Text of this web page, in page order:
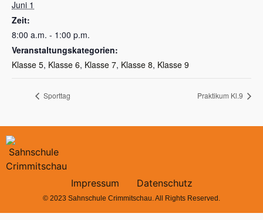
Juni 1
Zeit:
8:00 a.m. - 1:00 p.m.
Veranstaltungskategorien:
Klasse 5, Klasse 6, Klasse 7, Klasse 8, Klasse 9
Sporttag Praktikum Kl.9
Impressum Datenschutz
© 2023 Sahnschule Crimmitschau. All Rights Reserved.